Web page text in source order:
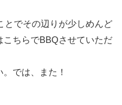
とでその辺りが少しめんど
こちらでBBQさせていただ
では、また！